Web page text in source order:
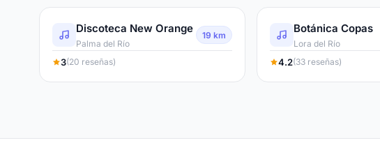
Discoteca New Orange
Palma del Río
19 km
3(20 reseñas)
Botánica Copas
Lora del Río
4.2(33 reseñas)